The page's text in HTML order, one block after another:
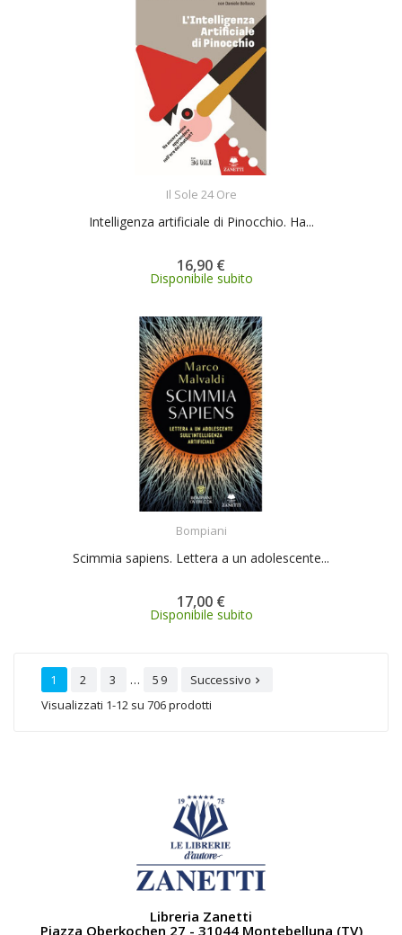
Il Sole 24 Ore
Intelligenza artificiale di Pinocchio. Ha...
16,90 €
Disponibile subito
Bompiani
Scimmia sapiens. Lettera a un adolescente...
17,00 €
Disponibile subito
1 2 3 … 59 Successivo 
Visualizzati 1-12 su 706 prodotti
Libreria Zanetti
Piazza Oberkochen 27 - 31044 Montebelluna (TV)